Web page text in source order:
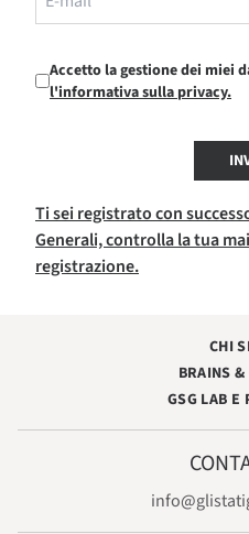
Accetto la gestione dei miei
l'informativa sulla privacy.
Ti sei registrato con
Generali, controlla la tua
registrazione.
CHI
BRAINS
GSG LAB E